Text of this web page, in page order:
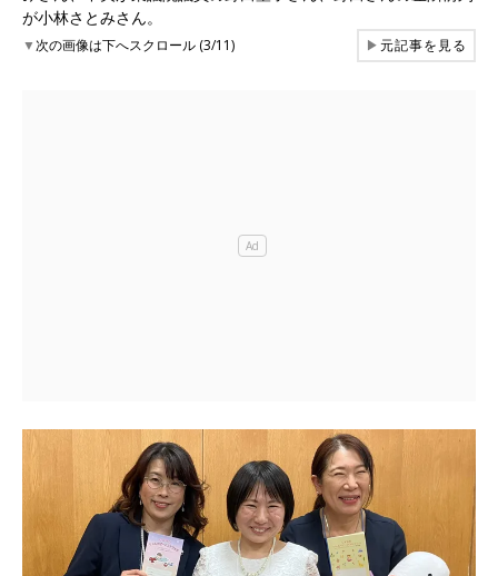
が小林さとみさん。
▼次の画像は下へスクロール (3/11) ▶元記事を見る